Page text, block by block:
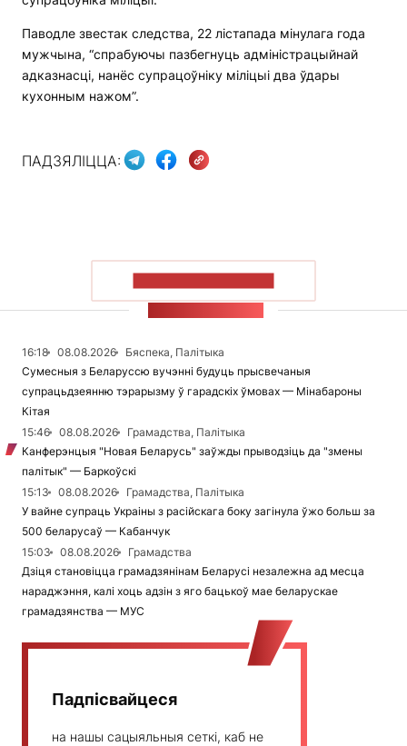
Паводле звестак следства, 22 лістапада мінулага года
мужчына, “спрабуючы пазбегнуць адміністрацыйнай
адказнасці, нанёс супрацоўніку міліцыі два ўдары
кухонным нажом”.
ПАДЗЯЛІЦЦА:
16:18 08.08.2026
Бяспека, Палітыка
Сумесныя з Беларуссю вучэнні будуць прысвечаныя
супрацьдзеянню тэрарызму ў гарадскіх ўмовах — Мінабароны
Кітая
15:46
08.08.2026
Грамадства, Палітыка
Канферэнцыя "Новая Беларусь" заўжды прыводзіць да "змены
палітык" — Баркоўскі
15:13
08.08.2026
Грамадства, Палітыка
У вайне супраць Украіны з расійскага боку загінула ўжо больш за
500 беларусаў — Кабанчук
15:03
08.08.2026
Грамадства
Дзіця становіцца грамадзянінам Беларусі незалежна ад месца
нараджэння, калі хоць адзін з яго бацькоў мае беларускае
грамадзянства — МУС
Падпісвайцеся
на нашы сацыяльныя сеткі, каб не